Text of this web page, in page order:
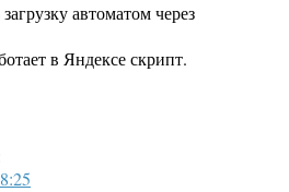
автоматом через
в Яндексе скрипт.